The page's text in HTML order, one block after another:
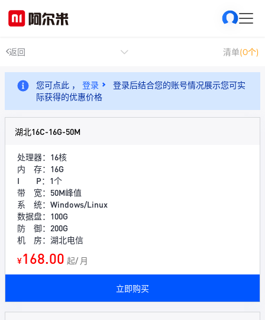
返回 清单(0个)
您可点此 ， 登录
登录后结合您的账号情况展示您可实
际获得的优惠价格
湖北16C-16G-50M
处理器：16核
内 存：16G
I P：1个
带 宽：50M峰值
系 统：Windows/Linux
数据盘：100G
防 御：200G
机 房：湖北电信
¥168.00 起/ 月
立即购买